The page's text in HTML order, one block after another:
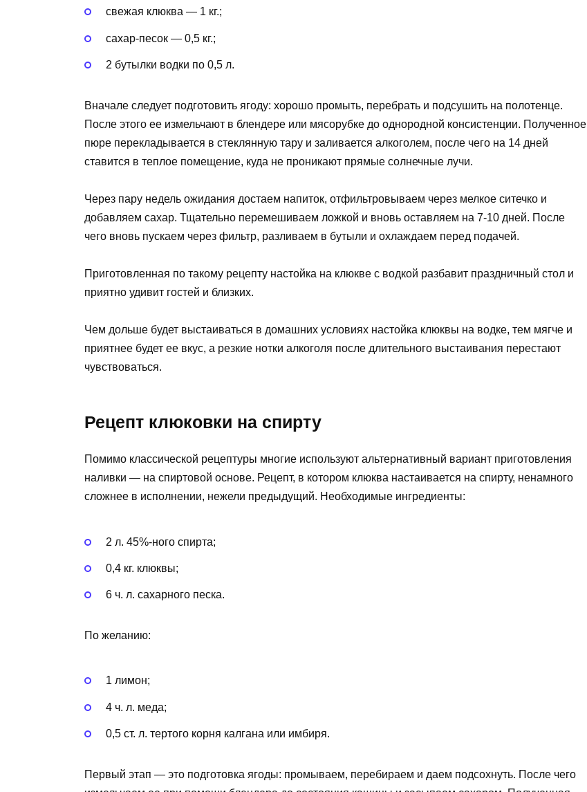
свежая клюква — 1 кг.;
сахар-песок — 0,5 кг.;
2 бутылки водки по 0,5 л.
Вначале следует подготовить ягоду: хорошо промыть, перебрать и подсушить на полотенце.
После этого ее измельчают в блендере или мясорубке до однородной консистенции. Полученное
пюре перекладывается в стеклянную тару и заливается алкоголем, после чего на 14 дней
ставится в теплое помещение, куда не проникают прямые солнечные лучи.
Через пару недель ожидания достаем напиток, отфильтровываем через мелкое ситечко и
добавляем сахар. Тщательно перемешиваем ложкой и вновь оставляем на 7-10 дней. После
чего вновь пускаем через фильтр, разливаем в бутыли и охлаждаем перед подачей.
Приготовленная по такому рецепту настойка на клюкве с водкой разбавит праздничный стол и
приятно удивит гостей и близких.
Чем дольше будет выстаиваться в домашних условиях настойка клюквы на водке, тем мягче и
приятнее будет ее вкус, а резкие нотки алкоголя после длительного выстаивания перестают
чувствоваться.
Рецепт клюковки на спирту
Помимо классической рецептуры многие используют альтернативный вариант приготовления
наливки — на спиртовой основе. Рецепт, в котором клюква настаивается на спирту, ненамного
сложнее в исполнении, нежели предыдущий. Необходимые ингредиенты:
2 л. 45%-ного спирта;
0,4 кг. клюквы;
6 ч. л. сахарного песка.
По желанию:
1 лимон;
4 ч. л. меда;
0,5 ст. л. тертого корня калгана или имбиря.
Первый этап — это подготовка ягоды: промываем, перебираем и даем подсохнуть. После чего